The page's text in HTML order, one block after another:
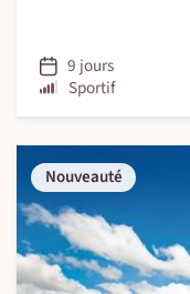
9 jours
Sportif
Nouveauté